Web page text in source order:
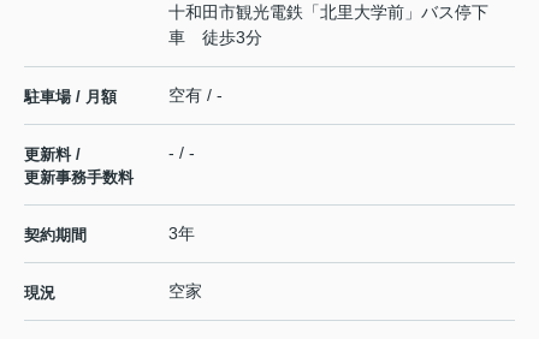
十和田市観光電鉄「北里大学前」バス停下
車 徒歩3分
駐車場 / 月額 空有 / -
更新料 /
更新事務手数料
- / -
契約期間 3年
現況 空家